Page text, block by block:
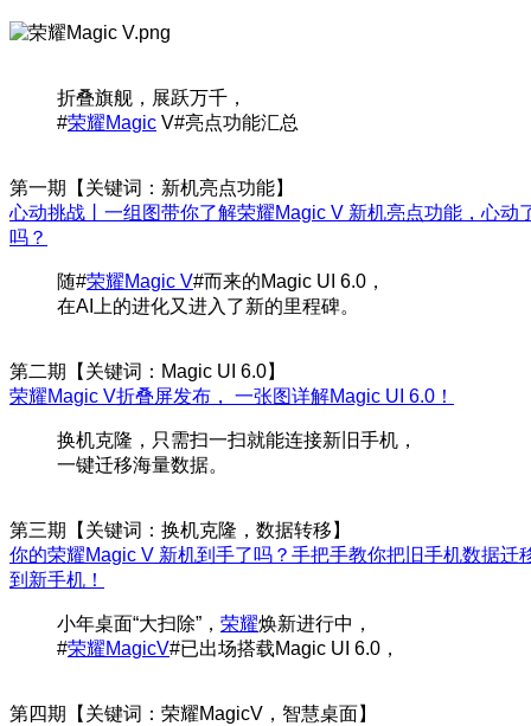
折叠旗舰，展跃万千，
#荣耀Magic V#亮点功能汇总
第一期【关键词：新机亮点功能】
心动挑战丨一组图带你了解荣耀Magic V 新机亮点功能，心动
吗？
随#荣耀Magic V#而来的Magic UI 6.0，
在AI上的进化又进入了新的里程碑。
第二期【关键词：Magic UI 6.0】
荣耀Magic V折叠屏发布， 一张图详解Magic UI 6.0！
换机克隆，只需扫一扫就能连接新旧手机，
一键迁移海量数据。
第三期【关键词：换机克隆，数据转移】
你的荣耀Magic V 新机到手了吗？手把手教你把旧手机数据迁
到新手机！
小年桌面“大扫除”， 荣耀焕新进行中，
#荣耀MagicV#已出场搭载Magic UI 6.0，
第四期【关键词：荣耀MagicV，智慧桌面】